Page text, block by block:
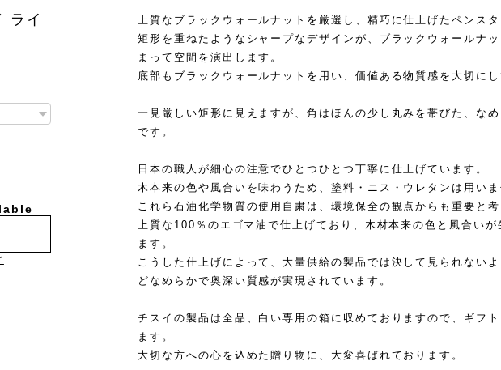
ライ
上質なブラックウォールナットを厳選し、精巧に仕上げたペンスタ
矩形を重ねたようなシャープなデザインが、ブラックウォールナ
まって空間を演出します。
底部もブラックウォールナットを用い、価値ある物質感を大切にし
一見厳しい矩形に見えますが、角はほんの少し丸みを帯びた、なめ
です。
日本の職人が細心の注意でひとつひとつ丁寧に仕上げています。
木本来の色や風合いを味わうため、塗料・ニス・ウレタンは用いま
これら石油化学物質の使用自粛は、環境保全の観点からも重要と考
上質な100％のエゴマ油で仕上げており、木材本来の色と風合いが
ます。
こうした仕上げによって、大量供給の製品では決して見られない
どなめらかで奥深い質感が実現されています。
チスイの製品は全品、白い専用の箱に収めておりますので、ギフト
ます。
大切な方への心を込めた贈り物に、大変喜ばれております。